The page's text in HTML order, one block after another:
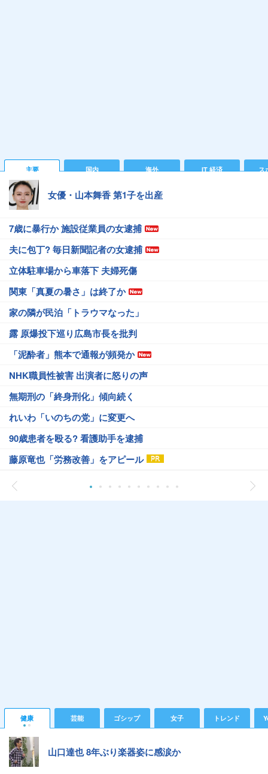
主要 国内 海外 IT 経済 ス
女優・山本舞香 第1子を出産
7歳に暴行か 施設従業員の女逮捕
夫に包丁? 毎日新聞記者の女逮捕
立体駐車場から車落下 夫婦死傷
関東「真夏の暑さ」は終了か
家の隣が民泊「トラウマなった」
露 原爆投下巡り広島市長を批判
「泥酔者」熊本で通報が頻発か
NHK職員性被害 出演者に怒りの声
無期刑の「終身刑化」傾向続く
れいわ「いのちの党」に変更へ
90歳患者を殴る? 看護助手を逮捕
藤原竜也「労務改善」をアピール
健康 芸能 ゴシップ 女子 トレンド
山口達也 8年ぶり楽器姿に感涙か